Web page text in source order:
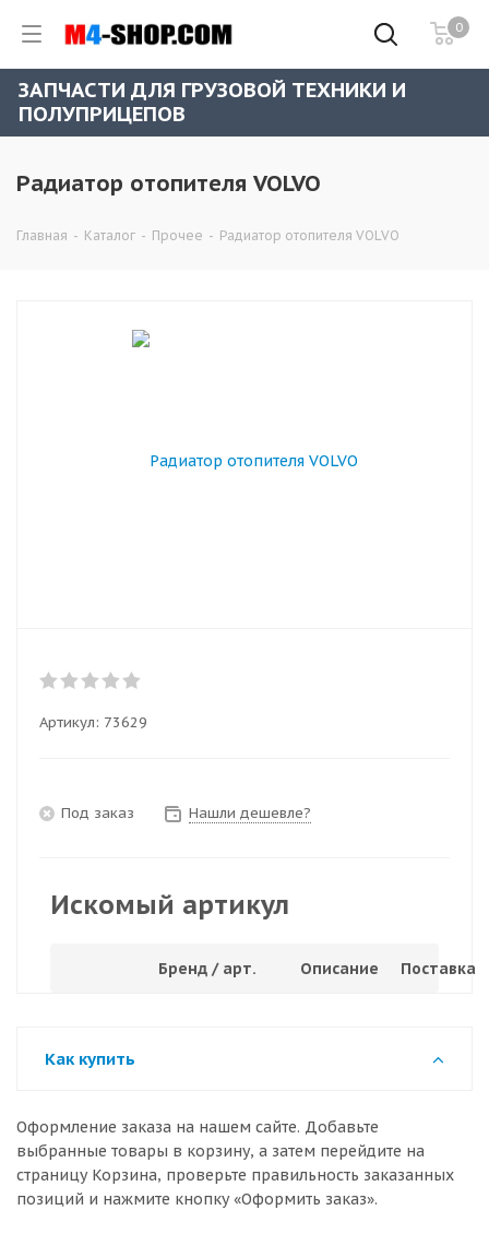
0
ЗАПЧАСТИ ДЛЯ ГРУЗОВОЙ ТЕХНИКИ И
ПОЛУПРИЦЕПОВ
Радиатор отопителя VOLVO
Главная - Каталог - Прочее - Радиатор отопителя VOLVO
Артикул: 73629
Под заказ Нашли дешевле?
Искомый артикул
Бренд / арт. Описание Поставка
Как купить
Оформление заказа на нашем сайте. Добавьте
выбранные товары в корзину, а затем перейдите на
страницу Корзина, проверьте правильность заказанных
позиций и нажмите кнопку «Оформить заказ».